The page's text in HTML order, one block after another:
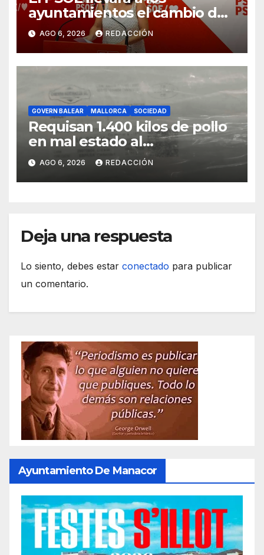
ayuntamientos el cambio de
modelo turístico y de vivienda
AGO 6, 2026 REDACCIÓN
GOVERN BALEAR MALLORCA SOCIEDAD
Requisan 1.400 kilos de pollo
en mal estado al
transportarse sin refrigerar
AGO 6, 2026 REDACCIÓN
Deja una respuesta
Lo siento, debes estar conectado para publicar
un comentario.
Ayuntamiento De Manacor